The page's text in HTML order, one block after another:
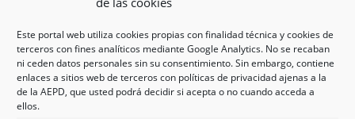
Este portal web utiliza cookies propias con finalidad técnica y cookies de
terceros con fines analíticos mediante Google Analytics. No se recaban
ni ceden datos personales sin su consentimiento. Sin embargo, contiene
enlaces a sitios web de terceros con políticas de privacidad ajenas a la
de la AEPD, que usted podrá decidir si acepta o no cuando acceda a
ellos.
Mapa del sitio
Mi cuenta
Tienda
Psicología en Murcia